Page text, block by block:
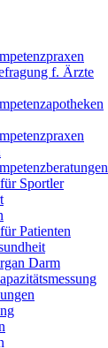
f. Ärzte
Sportler
Patienten
Darm